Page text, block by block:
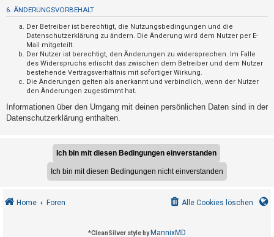
6. ÄNDERUNGSVORBEHALT
Der Betreiber ist berechtigt, die Nutzungsbedingungen und die
Datenschutzerklärung zu ändern. Die Änderung wird dem Nutzer per E-
Mail mitgeteilt.
Der Nutzer ist berechtigt, den Änderungen zu widersprechen. Im Falle
des Widerspruchs erlischt das zwischen dem Betreiber und dem Nutzer
bestehende Vertragsverhältnis mit sofortiger Wirkung.
Die Änderungen gelten als anerkannt und verbindlich, wenn der Nutzer
den Änderungen zugestimmt hat.
Informationen über den Umgang mit deinen persönlichen Daten sind in der
Datenschutzerklärung enthalten.
Home Foren Alle Cookies löschen
*CleanSilver style byMannixMD